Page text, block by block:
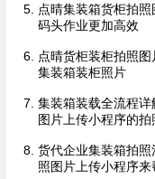
点晴集装箱货柜拍
码头作业更加高效
点晴货柜装柜拍照
集装箱装柜照片
集装箱装载全流程
图片上传小程序的
货代企业集装箱拍
照图片上传小程序来